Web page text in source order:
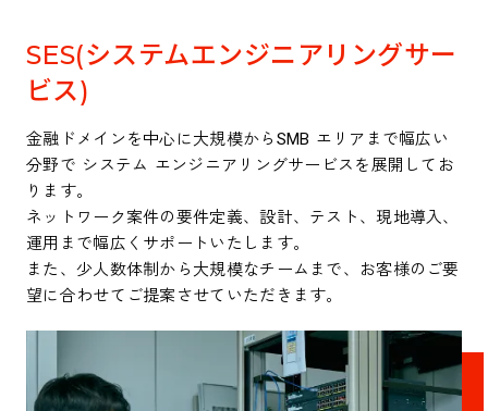
SES(システムエンジニアリングサー
ビス)
金融ドメインを中心に大規模からSMB エリアまで幅広い
分野で システム エンジニアリングサービスを展開してお
ります。
​ネットワーク案件の要件定義、設計、テスト、現地導入、
運用まで幅広くサポートいたします。
また、少人数体制から大規模なチームまで、お客様のご要
望に合わせてご提案させていただきます。